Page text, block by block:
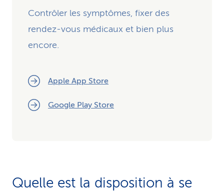
Contrôler les symptômes, fixer des
rendez-vous médicaux et bien plus
encore.
Apple App Store
Google Play Store
Quelle est la disposition à se